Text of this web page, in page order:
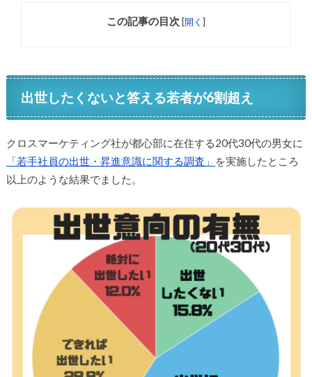
この記事の目次 [開く ]
出世したくないと答える若者が6割超え
クロスマーケティング社が都心部に在住する20代30代の男女に
「若手社員の出世・昇進意識に関する調査」
を実施したところ
以上のような結果でました。